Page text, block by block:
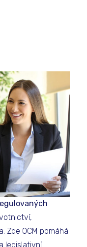
Zde OCM pomáhá
legislativní